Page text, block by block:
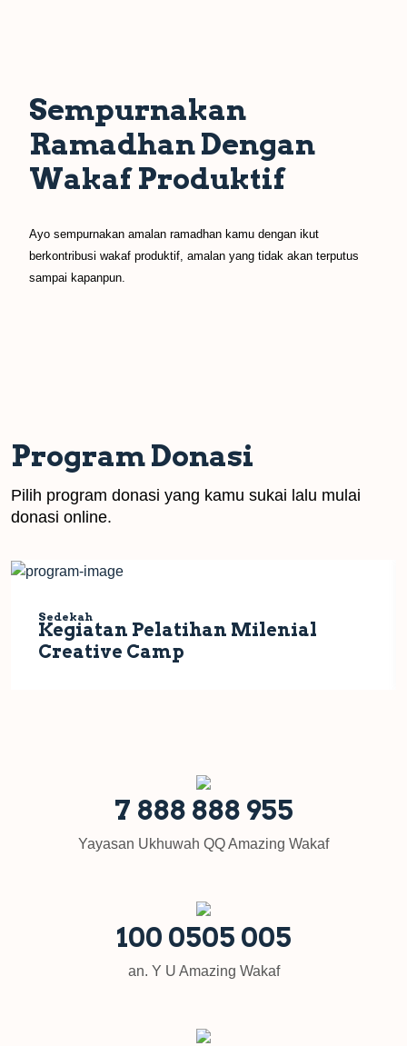
Sempurnakan
Ramadhan Dengan
Wakaf Produktif
Ayo sempurnakan amalan ramadhan kamu dengan ikut
berkontribusi wakaf produktif, amalan yang tidak akan terputus
sampai kapanpun.
Program Donasi
Pilih program donasi yang kamu sukai lalu mulai
donasi online.
Sedekah
Kegiatan Pelatihan Milenial
Creative Camp
7 888 888 955
Yayasan Ukhuwah QQ Amazing Wakaf
100 0505 005
an. Y U Amazing Wakaf